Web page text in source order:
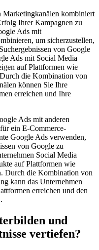
kombiniert
Ihrer Kampagnen zu
Ads mit
um sicherzustellen,
von Google
Ads mit Social Media
auf Plattformen wie
die Kombination von
können Sie Ihre
erreichen und Ihre
Ads mit anderen
ein E-Commerce-
Google Ads verwenden,
von Google zu
Social Media
auf Plattformen wie
Durch die Kombination von
kann das Unternehmen
erreichen und den
und
vertiefen?